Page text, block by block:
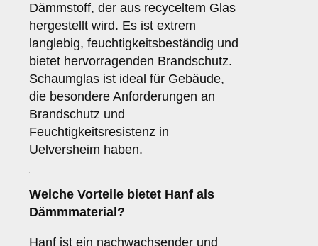
Dämmstoff, der aus recyceltem Glas
hergestellt wird. Es ist extrem
langlebig, feuchtigkeitsbeständig und
bietet hervorragenden Brandschutz.
Schaumglas ist ideal für Gebäude,
die besondere Anforderungen an
Brandschutz und
Feuchtigkeitsresistenz in
Uelversheim haben.
Welche Vorteile bietet Hanf als
Dämmmaterial?
Hanf ist ein nachwachsender und